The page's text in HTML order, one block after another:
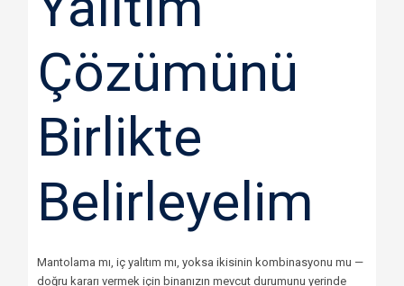
Çözümünü
Birlikte
Belirleyelim
Mantolama mı, iç yalıtım mı, yoksa ikisinin kombinasyonu mu —
doğru kararı vermek için binanızın mevcut durumunu yerinde